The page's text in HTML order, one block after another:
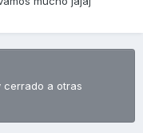
cerrado a otras